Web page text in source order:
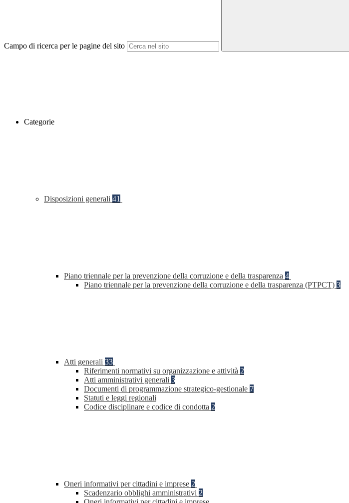
Campo di ricerca per le pagine del sito
Categorie
Disposizioni generali 41
Piano triennale per la prevenzione della corruzione e della trasparenza 4
Piano triennale per la prevenzione della corruzione e della trasparenza (PTPCT) 3
Atti generali 33
Riferimenti normativi su organizzazione e attività 2
Atti amministrativi generali 3
Documenti di programmazione strategico-gestionale 7
Statuti e leggi regionali
Codice disciplinare e codice di condotta 2
Oneri informativi per cittadini e imprese 2
Scadenzario obblighi amministrativi 2